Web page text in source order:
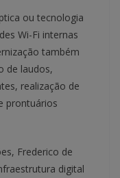
ou tecnologia
Wi-Fi internas
também
de laudos,
realização de
prontuários
Frederico de
digital